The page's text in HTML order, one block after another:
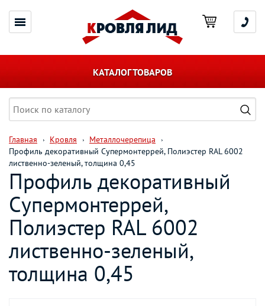
КАТАЛОГ ТОВАРОВ
Главная Кровля
Металлочерепица
Профиль декоративный Супермонтеррей, Полиэстер RAL 6002
лиственно-зеленый, толщина 0,45
Профиль декоративный
Супермонтеррей,
Полиэстер RAL 6002
лиственно-зеленый,
толщина 0,45